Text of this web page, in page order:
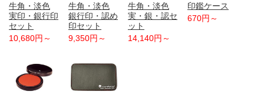
牛角・淡色
実印・銀行印
セット
10,680円～
牛角・淡色
銀行印・認め
印セット
9,350円～
牛角・淡色
実・銀・認セ
ット
14,140円～
印鑑ケース
670円～